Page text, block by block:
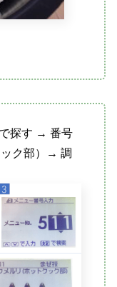
探す → 番号
ック部）→ 調